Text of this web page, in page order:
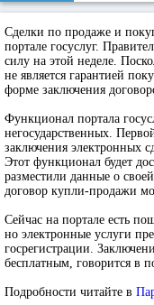
Сделки по продаже и
портале госуслуг.
силу на этой неделе.
не является гарантией
форме заключения
Функционал портала
негосударственных.
заключения электронных
Этот функционал будет
разместили данные о
договор купли-продажи
Сейчас на портале есть
но электронные услуги
госрегистрации.
бесплатным, говорится в
Подробности читайте в